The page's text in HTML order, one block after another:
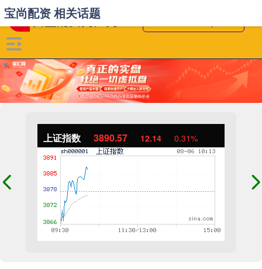
上证指数 3890.57 12.14 0.31%
宝尚配资 相关话题